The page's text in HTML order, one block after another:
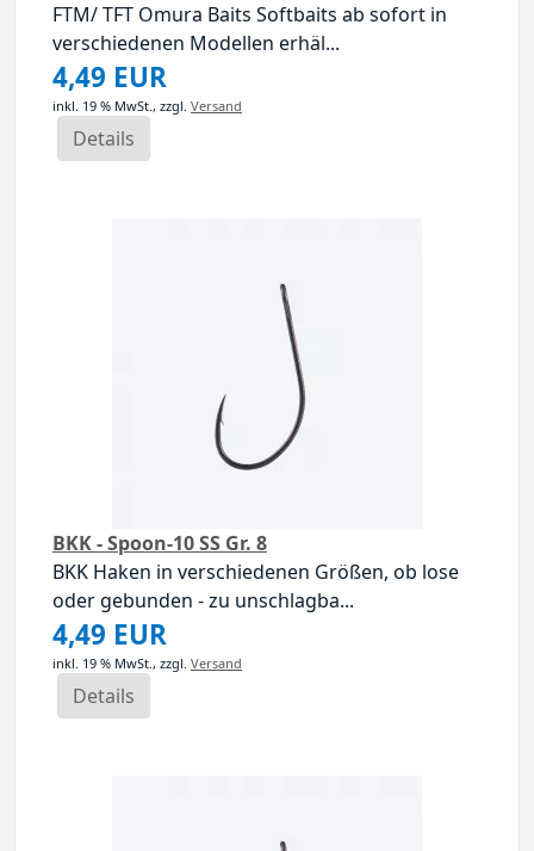
FTM/ TFT Omura Baits Softbaits ab sofort in
verschiedenen Modellen erhäl...
4,49 EUR
inkl. 19 % MwSt., zzgl. Versand
Details
BKK - Spoon-10 SS Gr. 8
BKK Haken in verschiedenen Größen, ob lose
oder gebunden - zu unschlagba...
4,49 EUR
inkl. 19 % MwSt., zzgl. Versand
Details